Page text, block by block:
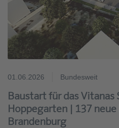
01.06.2026 Bundesweit
Baustart für das Vitanas
Hoppegarten | 137
Brandenburg